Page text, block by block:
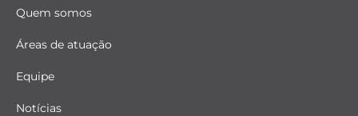
Quem somos
Áreas de atuação
Equipe
Notícias